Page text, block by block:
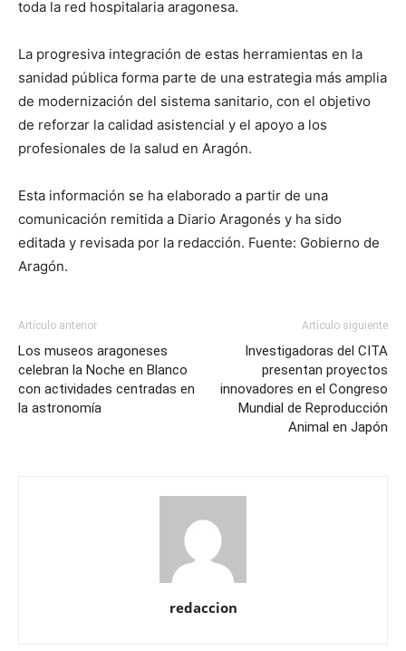
toda la red hospitalaria aragonesa.
La progresiva integración de estas herramientas en la
sanidad pública forma parte de una estrategia más amplia
de modernización del sistema sanitario, con el objetivo
de reforzar la calidad asistencial y el apoyo a los
profesionales de la salud en Aragón.
Esta información se ha elaborado a partir de una
comunicación remitida a Diario Aragonés y ha sido
editada y revisada por la redacción. Fuente: Gobierno de
Aragón.
Artículo anterior
Los museos aragoneses
celebran la Noche en Blanco
con actividades centradas en
la astronomía
Artículo siguiente
Investigadoras del CITA
presentan proyectos
innovadores en el Congreso
Mundial de Reproducción
Animal en Japón
redaccion